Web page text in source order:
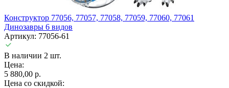
Конструктор 77056, 77057, 77058, 77059, 77060, 77061
Динозавры 6 видов
Артикул: 77056-61
В наличии 2 шт.
Цена:
5 880,00 р.
Цена со скидкой: